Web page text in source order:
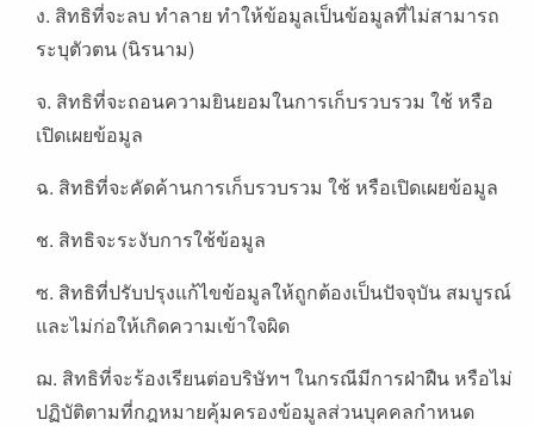
ง. สิทธิที่จะลบ ทำลาย ทำให้ข้อมูลเป็นข้อมูลที่ไม่สามารถ
ระบุตัวตน (นิรนาม)
จ. สิทธิที่จะถอนความยินยอมในการเก็บรวบรวม ใช้ หรือ
เปิดเผยข้อมูล
ฉ. สิทธิที่จะคัดค้านการเก็บรวบรวม ใช้ หรือเปิดเผยข้อมูล
ช. สิทธิจะระงับการใช้ข้อมูล
ซ. สิทธิที่ปรับปรุงแก้ไขข้อมูลให้ถูกต้องเป็นปัจจุบัน สมบูรณ์
และไม่ก่อให้เกิดความเข้าใจผิด
ฌ. สิทธิที่จะร้องเรียนต่อบริษัทฯ ในกรณีมีการฝ่าฝืน หรือไม่
ปฏิบัติตามที่กฎหมายคุ้มครองข้อมูลส่วนบุคคลกำหนด